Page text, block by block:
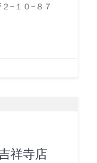
−１０−８７
祥寺店